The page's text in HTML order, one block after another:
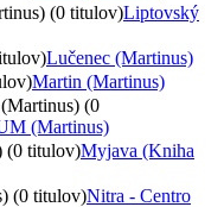
(0 titulov)Liptovský
Lučenec (Martinus)
Martin (Martinus)
(0
(Martinus)
(0 titulov)Myjava (Kniha
(0 titulov)Nitra - Centro